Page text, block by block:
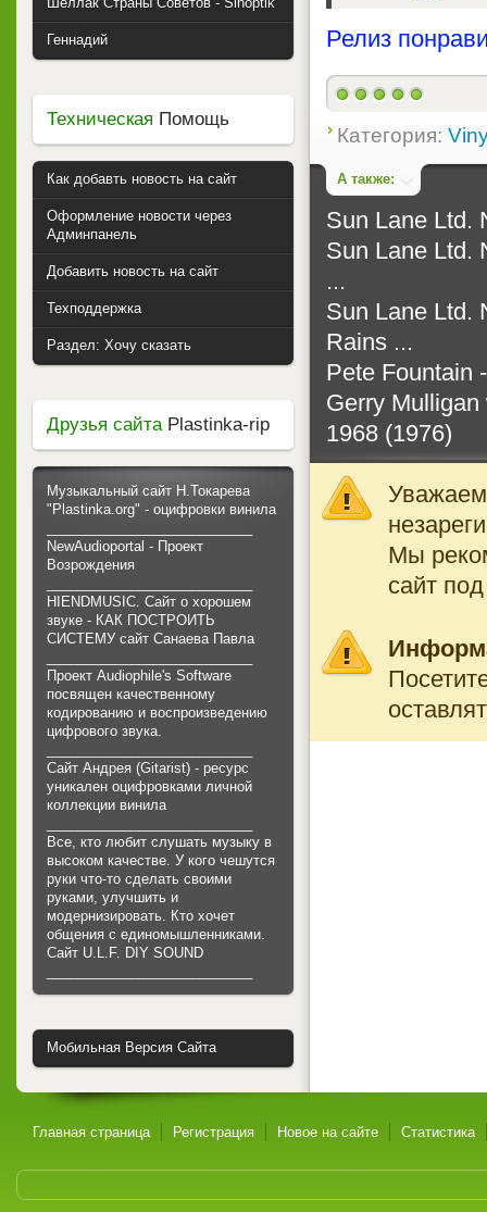
Релиз
Категория:
А также:
Sun Lane Ltd.
Sun Lane Ltd.
...
Sun Lane Ltd.
Rains ...
Pete Fountain
Gerry
1968 (1976)
Мы
сайт
Геннадий
Техническая Помощь
Как добавть новость на сайт
Оформление новости через
Админпанель
Добавить новость на сайт
Техподдержка
Раздел: Хочу сказать
Друзья сайтаPlastinka-rip
Музыкальный сайт Н.Токарева
"Plastinka.org" - оцифровки винила
NewAudioportal - Проект
Возрождения
HIENDMUSIC. Сайт о хорошем
звуке - КАК ПОСТРОИТЬ
СИСТЕМУ сайт Санаева Павла
Проект Audiophile's Software
посвящен качественному
кодированию и воспроизведению
цифрового звука.
Сайт Андрея (Gitarist) - ресурс
уникален оцифровками личной
коллекции винила
Все, кто любит слушать музыку в
высоком качестве. У кого чешутся
руки что-то сделать своими
руками, улучшить и
модернизировать. Кто хочет
общения с единомышленниками.
Cайт U.L.F. DIY SOUND
Мобильная Версия Сайта
Главная страница Регистрация Новое на сайте Статистика